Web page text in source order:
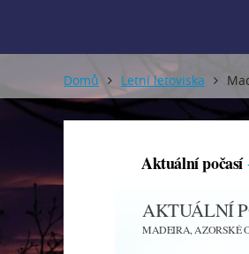
Domů Letní letoviska
Aktuální počasí
AKTUÁLNÍ
MADEIRA, AZORSKÉ